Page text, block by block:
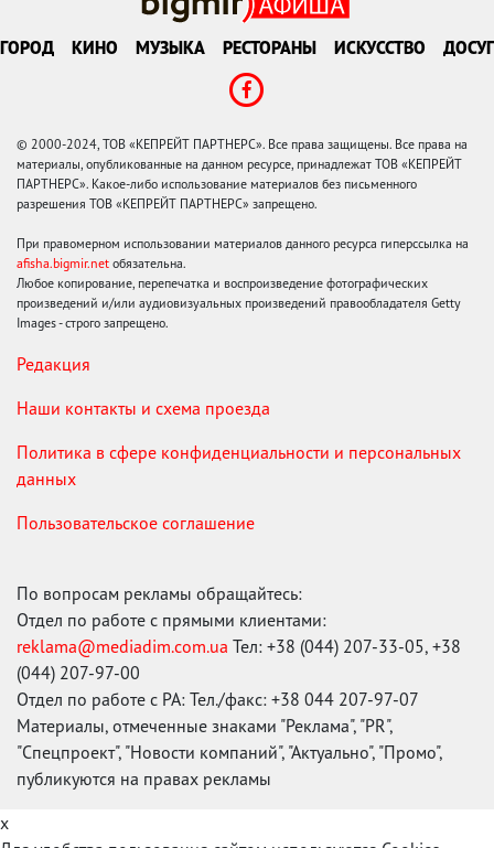
ГОРОД КИНО МУЗЫКА РЕСТОРАНЫ ИСКУССТВО ДОСУГ
© 2000-2024, ТОВ «КЕПРЕЙТ ПАРТНЕРС». Все права защищены. Все права на
материалы, опубликованные на данном ресурсе, принадлежат ТОВ «КЕПРЕЙТ
ПАРТНЕРС». Какое-либо использование материалов без письменного
разрешения ТОВ «КЕПРЕЙТ ПАРТНЕРС» запрещено.
При правомерном использовании материалов данного ресурса гиперссылка на
afisha.bigmir.net обязательна.
Любое копирование, перепечатка и воспроизведение фотографических
произведений и/или аудиовизуальных произведений правообладателя Getty
Images - строго запрещено.
Редакция
Наши контакты и схема проезда
Политика в сфере конфиденциальности и персональных
данных
Пользовательское соглашение
По вопросам рекламы обращайтесь:
Отдел по работе с прямыми клиентами:
reklama@mediadim.com.ua Тел: +38 (044) 207-33-05, +38
(044) 207-97-00
Отдел по работе с РА: Тел./факс: +38 044 207-97-07
Материалы, отмеченные знаками "Реклама", "PR",
"Спецпроект", "Новости компаний", "Актуально", "Промо",
публикуются на правах рекламы
x